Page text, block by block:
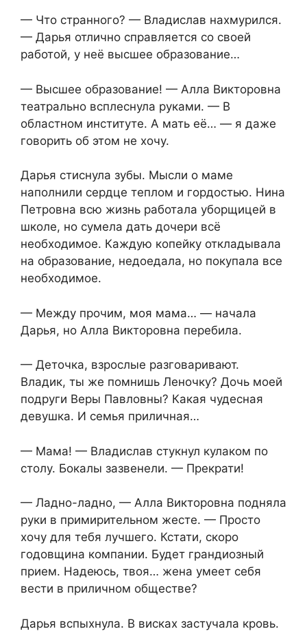
— Что странного? — Владислав нахмурился.
— Дарья отлично справляется со своей
работой, у неё высшее образование…
— Высшее образование! — Алла Викторовна
театрально всплеснула руками. — В
областном институте. А мать её… — я даже
говорить об этом не хочу.
Дарья стиснула зубы. Мысли о маме
наполнили сердце теплом и гордостью. Нина
Петровна всю жизнь работала уборщицей в
школе, но сумела дать дочери всё
необходимое. Каждую копейку откладывала
на образование, недоедала, но покупала все
необходимое.
— Между прочим, моя мама… — начала
Дарья, но Алла Викторовна перебила.
— Деточка, взрослые разговаривают.
Владик, ты же помнишь Леночку? Дочь моей
подруги Веры Павловны? Какая чудесная
девушка. И семья приличная…
— Мама! — Владислав стукнул кулаком по
столу. Бокалы зазвенели. — Прекрати!
— Ладно-ладно, — Алла Викторовна подняла
руки в примирительном жесте. — Просто
хочу для тебя лучшего. Кстати, скоро
годовщина компании. Будет грандиозный
прием. Надеюсь, твоя… жена умеет себя
вести в приличном обществе?
Дарья вспыхнула. В висках застучала кровь.